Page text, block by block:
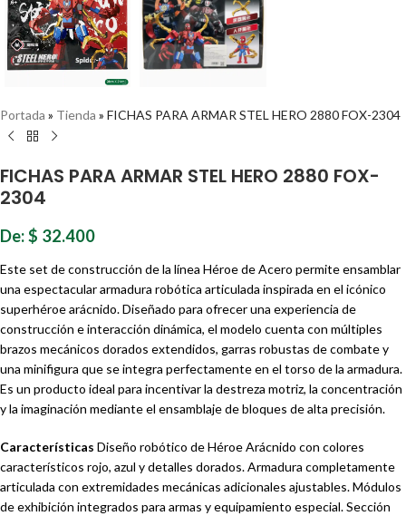
Portada » Tienda » FICHAS PARA ARMAR STEL HERO 2880 FOX-2304
FICHAS PARA ARMAR STEL HERO 2880 FOX-
2304
De:$ 32.400
Este set de construcción de la línea Héroe de Acero permite ensamblar
una espectacular armadura robótica articulada inspirada en el icónico
superhéroe arácnido. Diseñado para ofrecer una experiencia de
construcción e interacción dinámica, el modelo cuenta con múltiples
brazos mecánicos dorados extendidos, garras robustas de combate y
una minifigura que se integra perfectamente en el torso de la armadura.
Es un producto ideal para incentivar la destreza motriz, la concentración
y la imaginación mediante el ensamblaje de bloques de alta precisión.
Características Diseño robótico de Héroe Arácnido con colores
característicos rojo, azul y detalles dorados. Armadura completamente
articulada con extremidades mecánicas adicionales ajustables. Módulos
de exhibición integrados para armas y equipamiento especial. Sección